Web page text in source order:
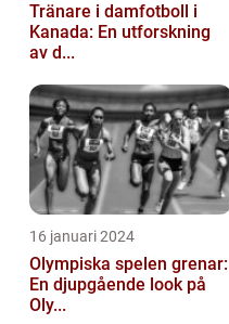
Tränare i damfotboll i
Kanada: En utforskning
av d...
16 januari 2024
Olympiska spelen grenar:
En djupgående look på
Oly...